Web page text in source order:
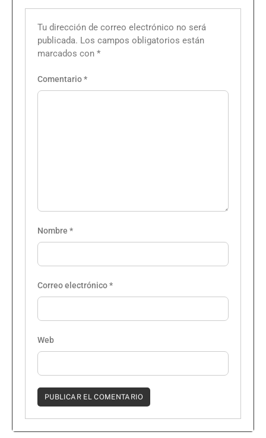
Tu dirección de correo electrónico no será
publicada. Los campos obligatorios están
marcados con *
Comentario*
Nombre *
Correo electrónico*
Web